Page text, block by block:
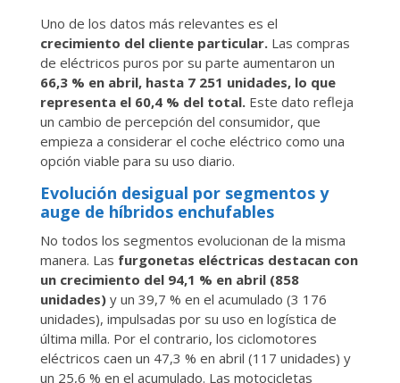
Uno de los datos más relevantes es el
crecimiento del cliente particular.Las compras
de eléctricos puros por su parte aumentaron un
66,3 % en abril, hasta 7 251 unidades, lo que
representa el 60,4 % del total.Este dato refleja
un cambio de percepción del consumidor, que
empieza a considerar el coche eléctrico como una
opción viable para su uso diario.
Evolución desigual por segmentos y
auge de híbridos enchufables
No todos los segmentos evolucionan de la misma
manera. Las furgonetas eléctricas destacan con
un crecimiento del 94,1 % en abril (858
unidades) y un 39,7 % en el acumulado (3 176
unidades), impulsadas por su uso en logística de
última milla. Por el contrario, los ciclomotores
eléctricos caen un 47,3 % en abril (117 unidades) y
un 25,6 % en el acumulado. Las motocicletas